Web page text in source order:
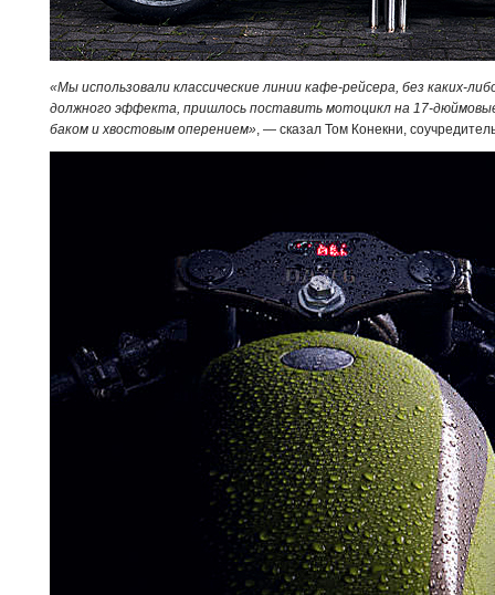
«Мы использовали классические линии кафе-рейсера, без каких-
должного эффекта, пришлось поставить мотоцикл на 17-
баком и хвостовым оперением», — сказал Том Конекни,